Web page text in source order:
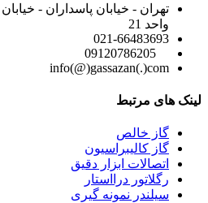
واحد 21
021-66483693
info(@)gassazan(.)com
لینک های مرتبط
گاز خالص
گاز کالیبراسیون
اتصالات ابزار دقیق
رگلاتور درااستار
سیلندر نمونه گیری